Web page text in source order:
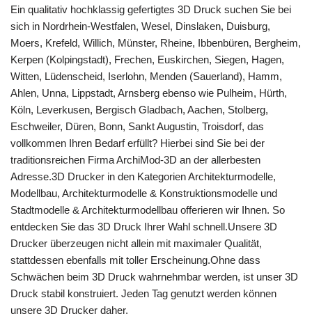
Ein qualitativ hochklassig gefertigtes 3D Druck suchen Sie bei
sich in Nordrhein-Westfalen, Wesel, Dinslaken, Duisburg,
Moers, Krefeld, Willich, Münster, Rheine, Ibbenbüren, Bergheim,
Kerpen (Kolpingstadt), Frechen, Euskirchen, Siegen, Hagen,
Witten, Lüdenscheid, Iserlohn, Menden (Sauerland), Hamm,
Ahlen, Unna, Lippstadt, Arnsberg ebenso wie Pulheim, Hürth,
Köln, Leverkusen, Bergisch Gladbach, Aachen, Stolberg,
Eschweiler, Düren, Bonn, Sankt Augustin, Troisdorf, das
vollkommen Ihren Bedarf erfüllt? Hierbei sind Sie bei der
traditionsreichen Firma ArchiMod-3D an der allerbesten
Adresse.3D Drucker in den Kategorien Architekturmodelle,
Modellbau, Architekturmodelle & Konstruktionsmodelle und
Stadtmodelle & Architekturmodellbau offerieren wir Ihnen. So
entdecken Sie das 3D Druck Ihrer Wahl schnell.Unsere 3D
Drucker überzeugen nicht allein mit maximaler Qualität,
stattdessen ebenfalls mit toller Erscheinung.Ohne dass
Schwächen beim 3D Druck wahrnehmbar werden, ist unser 3D
Druck stabil konstruiert. Jeden Tag genutzt werden können
unsere 3D Drucker daher.